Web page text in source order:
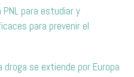
para estudiar y
para prevenir el
droga se extiende por Europa